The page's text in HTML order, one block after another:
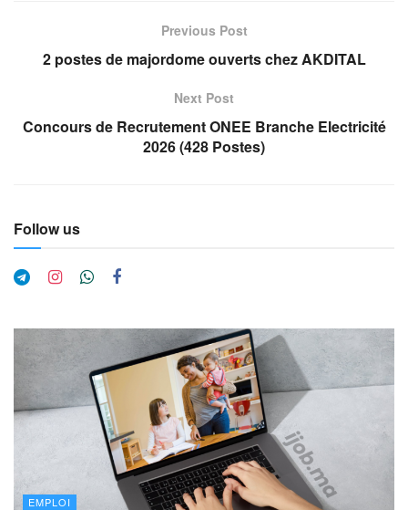
Previous Post
2 postes de majordome ouverts chez AKDITAL
Next Post
Concours de Recrutement ONEE Branche Electricité
2026 (428 Postes)
Follow us
EMPLOI